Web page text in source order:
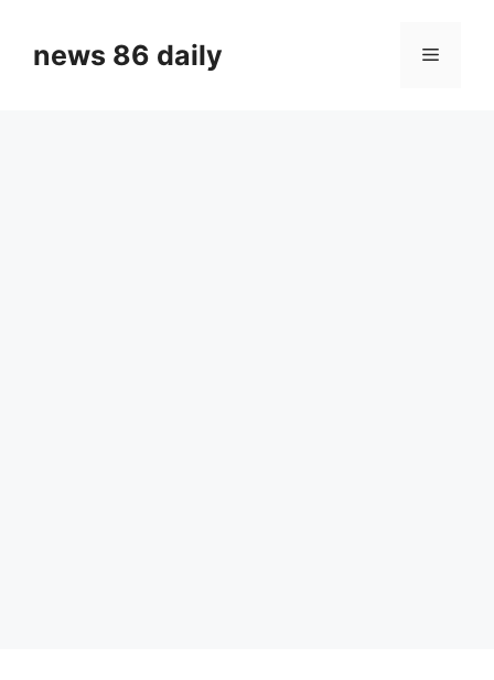
contentnews 86 daily Menu